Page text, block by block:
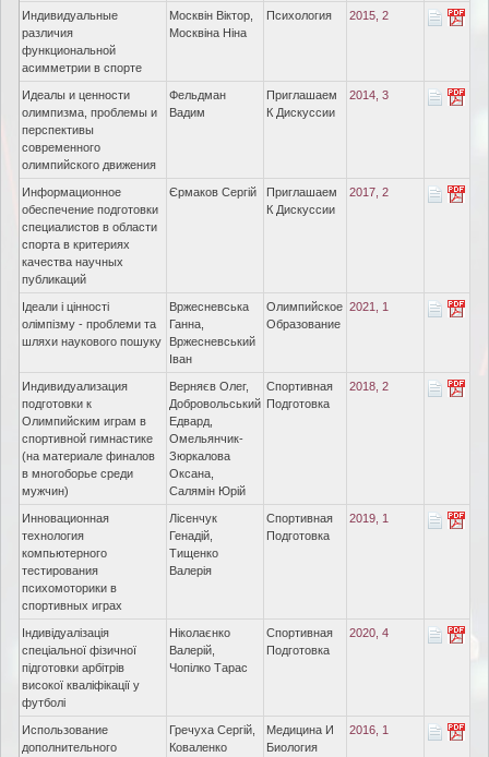
Индивидуальные
различия
функциональной
асимметрии в спорте
Москвін Віктор,
Москвіна Ніна
Психология 2015, 2
Идеалы и ценности
олимпизма, проблемы и
перспективы
современного
олимпийского движения
Фельдман
Вадим
Приглашаем
К Дискуссии
2014, 3
Информационное
обеспечение подготовки
специалистов в области
спорта в критериях
качества научных
публикаций
Єрмаков Сергій
Приглашаем
К Дискуссии
2017, 2
Ідеали і цінності
олімпізму - проблеми та
шляхи наукового пошуку
Вржесневська
Ганна,
Вржесневський
Іван
Олимпийское
Образование
2021, 1
Индивидуализация
подготовки к
Олимпийским играм в
спортивной гимнастике
(на материале финалов
в многоборье среди
мужчин)
Верняєв Олег,
Добровольський
Едвард,
Омельянчик-
Зюркалова
Оксана,
Салямін Юрій
Спортивная
Подготовка
2018, 2
Инновационная
технология
компьютерного
тестирования
психомоторики в
спортивных играх
Лісенчук
Генадій,
Тищенко
Валерія
Спортивная
Подготовка
2019, 1
Індивідуалізація
спеціальної фізичної
підготовки арбітрів
високої кваліфікації у
футболі
Ніколаєнко
Валерій,
Чопілко Тарас
Спортивная
Подготовка
2020, 4
Использование
дополнительного
Гречуха Сергій,
Коваленко
Медицина И
Биология
2016, 1